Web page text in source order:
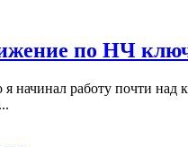
по НЧ
начинал работу почти